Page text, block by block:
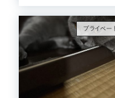
プライベー